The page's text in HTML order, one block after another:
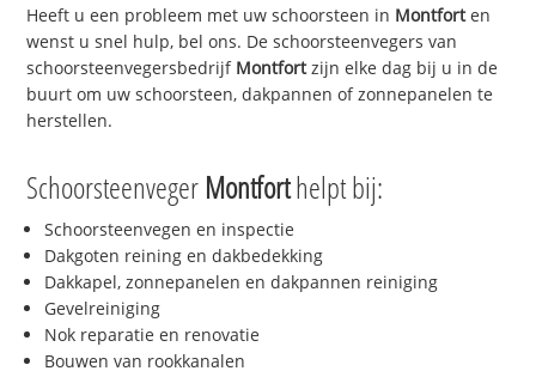
Heeft u een probleem met uw schoorsteen in Montforten
wenst u snel hulp, bel ons. De schoorsteenvegers van
schoorsteenvegersbedrijf Montfortzijn elke dag bij u in de
buurt om uw schoorsteen, dakpannen of zonnepanelen te
herstellen.
Schoorsteenveger Montforthelpt bij:
Schoorsteenvegen en inspectie
Dakgoten reining en dakbedekking
Dakkapel, zonnepanelen en dakpannen reiniging
Gevelreiniging
Nok reparatie en renovatie
Bouwen van rookkanalen